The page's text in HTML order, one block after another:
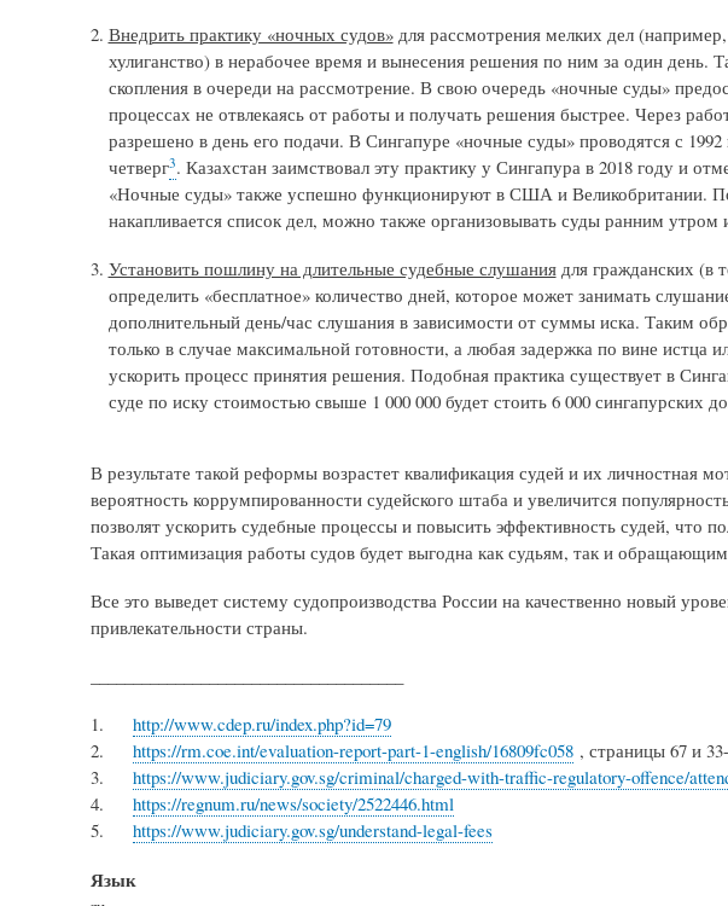
Внедрить практику «ночных судов»для рассмотрения мелких дел
хулиганство) в нерабочее время и вынесения решения по ним за один день.
скопления в очереди на рассмотрение. В свою очередь «ночные суды»
процессах не отвлекаясь от работы и получать решения быстрее. Через
разрешено в день его подачи. В Сингапуре «ночные суды» проводятся с
четверг3. Казахстан заимствовал эту практику у Сингапура в 2018 году и
«Ночные суды» также успешно функционируют в США и Великобритании.
накапливается список дел, можно также организовывать суды ранним
Установить пошлину на длительные судебные слушаниядля гражданских (в
определить «бесплатное» количество дней, которое может занимать
дополнительный день/час слушания в зависимости от суммы иска. Таким
только в случае максимальной готовности, а любая задержка по вине истца
ускорить процесс принятия решения. Подобная практика существует в
суде по иску стоимостью свыше 1 000 000 будет стоить 6 000 сингапурских
В результате такой реформы возрастет квалификация судей и их личностная
вероятность коррумпированности судейского штаба и увеличится
позволят ускорить судебные процессы и повысить эффективность судей, что
Такая оптимизация работы судов будет выгодна как судьям, так и
Все это выведет систему судопроизводства России на качественно новый
привлекательности страны.
http://www.cdep.ru/index.php?id=79
https://rm.coe.int/evaluation-report-part-1-english/16809fc058, страницы 67 и
https://www.judiciary.gov.sg/criminal/charged-with-traffic-regulatory-offence/
https://regnum.ru/news/society/2522446.html
https://www.judiciary.gov.sg/understand-legal-fees
Язык